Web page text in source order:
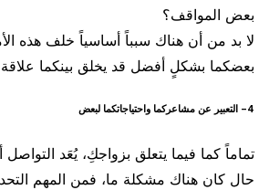
بعض المواقف؟
لا بد من أن هناك سبباً أساسياً خلف هذه
بعضكما بشكلٍ أفضل قد يخلق بينكما علاقة
4- التعبير عن مشاعركما واحتياجاتكما لبعض
تماماً كما فيما يتعلق بزواجكِ، يُعَد التواصل
حال كان هناك مشكلة ما، فمن المهم